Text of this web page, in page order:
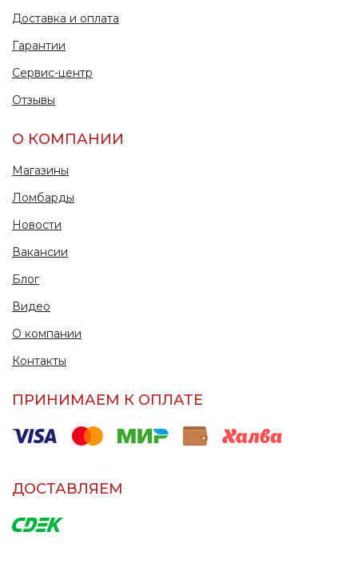
Доставка и оплата
Гарантии
Сервис-центр
Отзывы
О КОМПАНИИ
Магазины
Ломбарды
Новости
Вакансии
Блог
Видео
О компании
Контакты
ПРИНИМАЕМ К ОПЛАТЕ
ДОСТАВЛЯЕМ